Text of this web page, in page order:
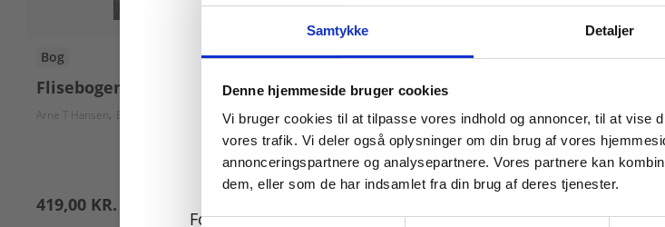
Samtykke Detaljer
Denne hjemmeside bruger cookies
Vi bruger cookies til at tilpasse vores indhold og annoncer, til at vise
vores trafik. Vi deler også oplysninger om din brug af vores
annonceringspartnere og analysepartnere. Vores partnere kan
dem, eller som de har indsamlet fra din brug af deres tjenester.
Bog
Flisebogen
Arne T Hansen Bent Holmelin Andreasen Frank Skov Hansen
419,00 KR.
Køb læremidler og find masterclasses mm.
For privatkunder og
For institutioner og